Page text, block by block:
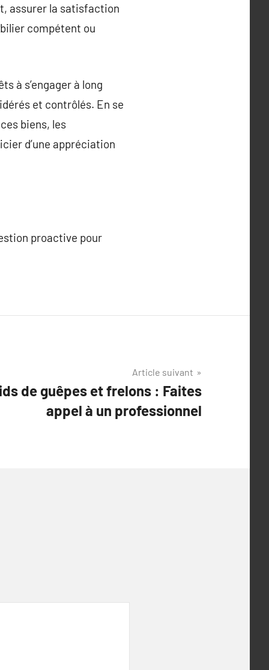
assurer la satisfaction
compétent ou
à s’engager à long
et contrôlés. En se
biens, les
d’une appréciation
proactive pour
Article suivant
de guêpes et frelons : Faites
appel à un professionnel